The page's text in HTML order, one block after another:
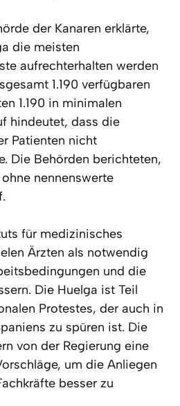
der Kanaren erklärte,
die meisten
aufrechterhalten werden
1.190 verfügbaren
1.190 in minimalen
hindeutet, dass die
Patienten nicht
Die Behörden berichteten,
nennenswerte
für medizinisches
Ärzten als notwendig
und die
Die Huelga ist Teil
Protestes, der auch in
zu spüren ist. Die
von der Regierung eine
um die Anliegen
besser zu